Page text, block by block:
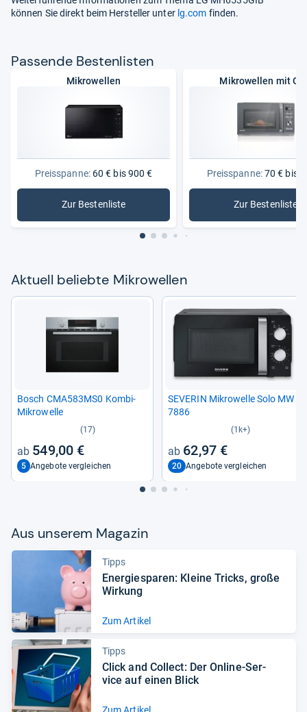
können Sie direkt beim Hersteller unter lg.com finden.
Pas­sende Bes­ten­lis­ten
Mikrowellen
Preisspanne:60 € bis 900 €
Zur Bestenliste
: Mikrowellen
Mikrowellen mit
Preisspanne:70 € bis
Zur Bestenliste
:
Aktu­ell beliebte Mikro­wel­len
Bosch CMA583MS0 Kombi-​
Mikro­welle
(17)
549,00 €
5 Angebote vergleichen
SEVE­RIN Mikro­welle Solo MW
7886
(1k+)
62,97 €
20 Angebote vergleichen
Aus unse­rem Maga­zin
Tipps
Ener­gie­spa­ren: Kleine Tricks, große
Wir­kung
Zum Artikel
Tipps
Click and Col­lect: Der Online-​Ser­
vice auf einen Blick